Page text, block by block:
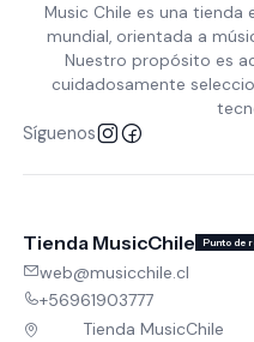
Music Chile es una tienda
mundial, orientada a
Nuestro propósito es
cuidadosamente
Síguenos
Tienda MusicChile Punto de
web@musicchile.cl
+56961903777
Tienda MusicChile